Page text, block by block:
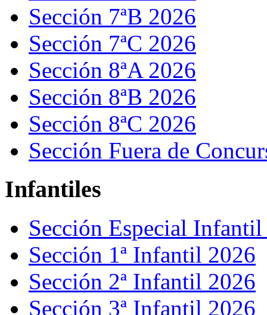
Sección 7ªB 2026
Sección 7ªC 2026
Sección 8ªA 2026
Sección 8ªB 2026
Sección 8ªC 2026
Sección Fuera de
Infantiles
Sección Especial
Sección 1ª Infantil 2026
Sección 2ª Infantil 2026
Sección 3ª Infantil 2026